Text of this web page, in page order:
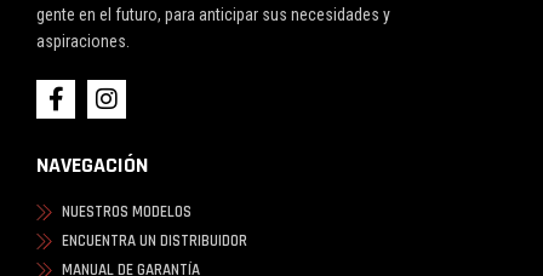
gente en el futuro, para anticipar sus necesidades y
aspiraciones.
NAVEGACIÓN
NUESTROS MODELOS
ENCUENTRA UN DISTRIBUIDOR
MANUAL DE GARANTÍA